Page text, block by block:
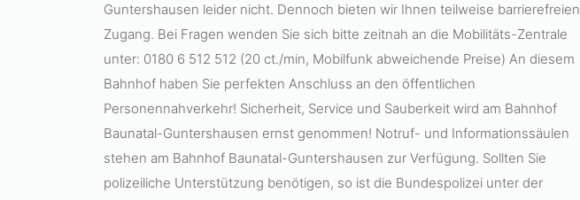
Guntershausen leider nicht. Dennoch bieten wir Ihnen teilweise barrierefreien
Zugang. Bei Fragen wenden Sie sich bitte zeitnah an die Mobilitäts-Zentrale
unter: 0180 6 512 512 (20 ct./min, Mobilfunk abweichende Preise) An diesem
Bahnhof haben Sie perfekten Anschluss an den öffentlichen
Personennahverkehr! Sicherheit, Service und Sauberkeit wird am Bahnhof
Baunatal-Guntershausen ernst genommen! Notruf- und Informationssäulen
stehen am Bahnhof Baunatal-Guntershausen zur Verfügung. Sollten Sie
polizeiliche Unterstützung benötigen, so ist die Bundespolizei unter der